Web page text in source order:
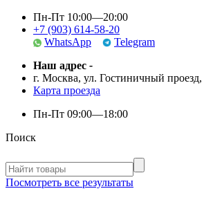
Пн-Пт 10:00—20:00
+7 (903) 614-58-20
WhatsApp
Telegram
Наш адрес -
г. Москва, ул. Гостиничный
Карта проезда
Пн-Пт 09:00—18:00
Поиск
Посмотреть все результаты